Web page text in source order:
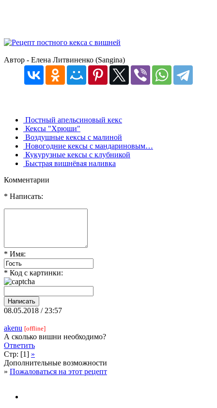
Автор - Елена Литвиненко (Sangina)
Постный апельсиновый кекс
Кексы "Хрюши"
Воздушные кексы с малиной
Новогодние кексы с мандариновым…
Кукурузные кексы с клубникой
Быстрая вишнёвая наливка
Комментарии
* Написать:
* Имя:
* Код с картинки:
08.05.2018 / 23:57
akenu [offline]
А сколько вишни необходимо?
Ответить
Стр: [1] »
Дополнительные возможности
» Пожаловаться на этот рецепт